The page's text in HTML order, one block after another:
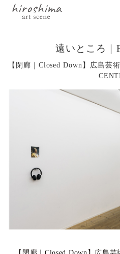
遠いところ｜
【閉廊｜Closed Down】広島芸